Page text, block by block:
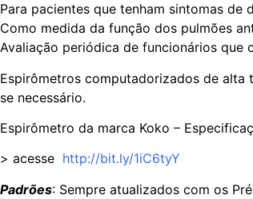
Para pacientes que tenham sintomas de
Como medida da função dos pulmões
Avaliação periódica de funcionários que
Espirômetros computadorizados de alta
se necessário.
Espirômetro da marca Koko –
> acesse http://bit.ly/1iC6tyY
Padrões: Sempre atualizados com os